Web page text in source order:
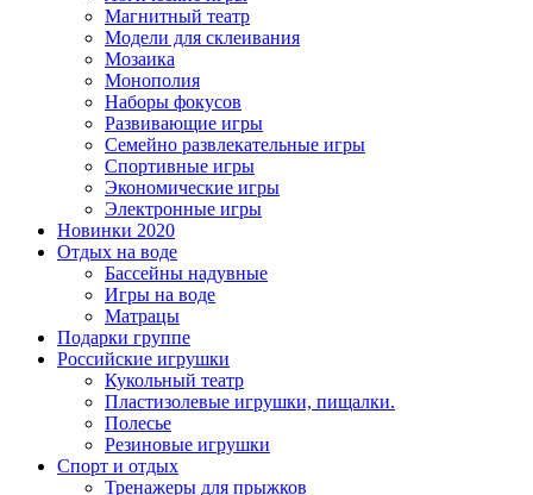
Магнитный театр
Модели для склеивания
Мозаика
Монополия
Наборы фокусов
Развивающие игры
Семейно развлекательные игры
Спортивные игры
Экономические игры
Электронные игры
Новинки 2020
Отдых на воде
Бассейны надувные
Игры на воде
Матрацы
Подарки группе
Российские игрушки
Кукольный театр
Пластизолевые игрушки, пищалки.
Полесье
Резиновые игрушки
Спорт и отдых
Тренажеры для прыжков